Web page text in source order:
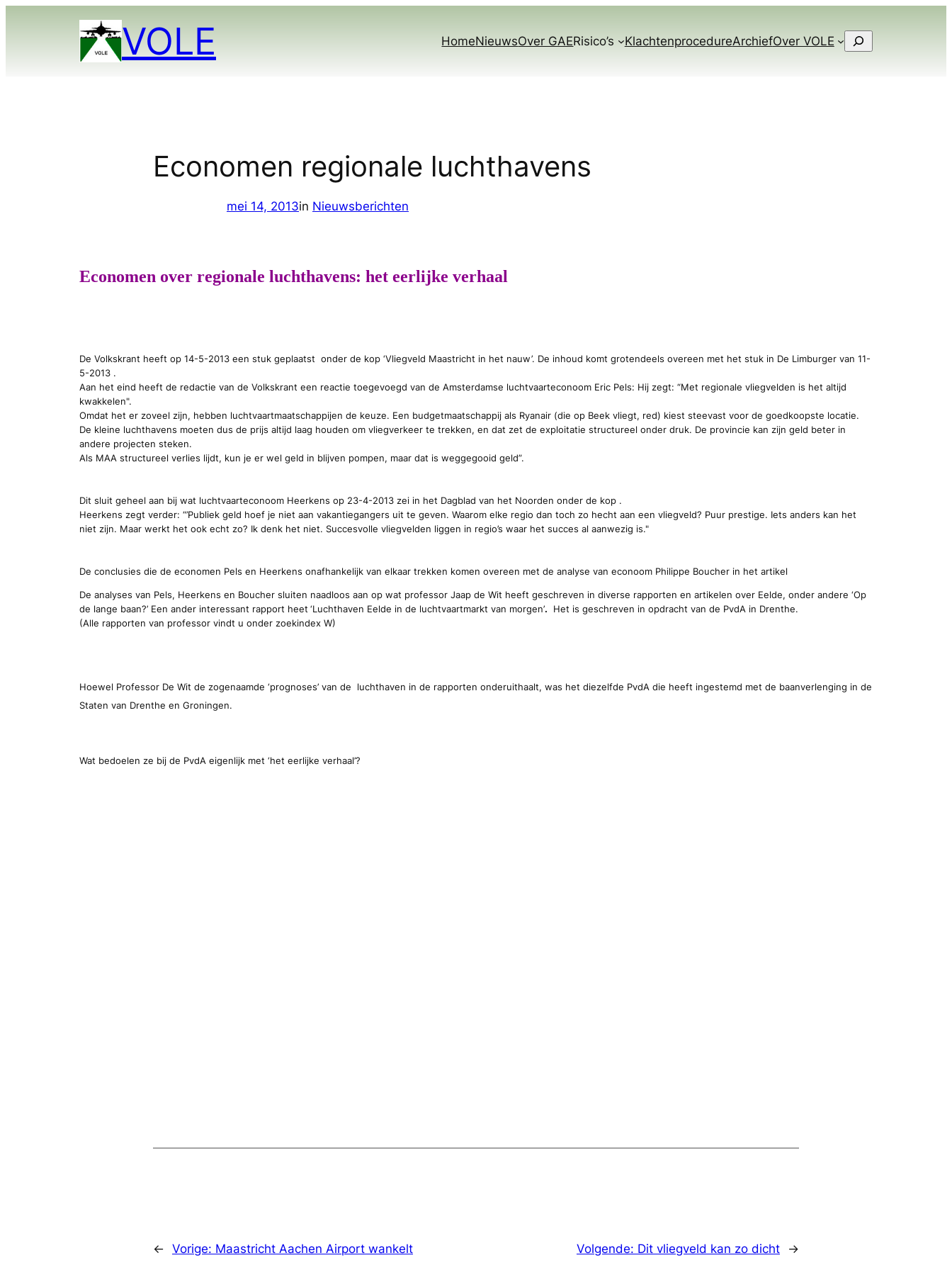
VOLE HomeNieuwsOver GAERisico’s KlachtenprocedureArchiefOver VOLE Zoeken
Economen regionale luchthavens
mei 14, 2013in Nieuwsberichten
Economen over regionale luchthavens: het eerlijke verhaal
De Volkskrant heeft op 14-5-2013 een stuk geplaatst onder de kop ‘Vliegveld Maastricht in het nauw’. De inhoud komt grotendeels overeen met het stuk in De Limburger van 11-
5-2013 .
Aan het eind heeft de redactie van de Volkskrant een reactie toegevoegd van de Amsterdamse luchtvaarteconoom Eric Pels: Hij zegt: “Met regionale vliegvelden is het altijd
kwakkelen".
Omdat het er zoveel zijn, hebben luchtvaartmaatschappijen de keuze. Een budgetmaatschappij als Ryanair (die op Beek vliegt, red) kiest steevast voor de goedkoopste locatie.
De kleine luchthavens moeten dus de prijs altijd laag houden om vliegverkeer te trekken, en dat zet de exploitatie structureel onder druk. De provincie kan zijn geld beter in
andere projecten steken.
Als MAA structureel verlies lijdt, kun je er wel geld in blijven pompen, maar dat is weggegooid geld”.
Dit sluit geheel aan bij wat luchtvaarteconoom Heerkens op 23-4-2013 zei in het Dagblad van het Noorden onder de kop .
Heerkens zegt verder: “’Publiek geld hoef je niet aan vakantiegangers uit te geven. Waarom elke regio dan toch zo hecht aan een vliegveld? Puur prestige. Iets anders kan het
niet zijn. Maar werkt het ook echt zo? Ik denk het niet. Succesvolle vliegvelden liggen in regio’s waar het succes al aanwezig is."
De conclusies die de economen Pels en Heerkens onafhankelijk van elkaar trekken komen overeen met de analyse van econoom Philippe Boucher in het artikel
De analyses van Pels, Heerkens en Boucher sluiten naadloos aan op wat professor Jaap de Wit heeft geschreven in diverse rapporten en artikelen over Eelde, onder andere ‘Op
de lange baan?’ Een ander interessant rapport heet ‘Luchthaven Eelde in de luchtvaartmarkt van morgen’. Het is geschreven in opdracht van de PvdA in Drenthe.
(Alle rapporten van professor vindt u onder zoekindex W)
Hoewel Professor De Wit de zogenaamde ‘prognoses’ van de luchthaven in de rapporten onderuithaalt, was het diezelfde PvdA die heeft ingestemd met de baanverlenging in de
Staten van Drenthe en Groningen.
Wat bedoelen ze bij de PvdA eigenlijk met ‘het eerlijke verhaal’?
← Vorige: Maastricht Aachen Airport wankelt Volgende: Dit vliegveld kan zo dicht →